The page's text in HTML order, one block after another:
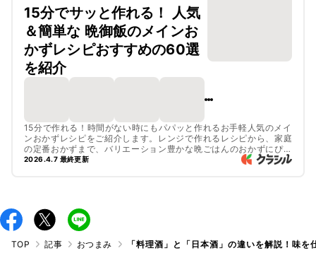
15分でサッと作れる！ 人気
＆簡単な 晩御飯のメインお
かずレシピおすすめの60選
を紹介
15分で作れる！時間がない時にもパパッと作れるお手軽人気のメイ
ンおかずレシピをご紹介します。レンジで作れるレシピから、家庭
の定番おかずまで、バリエーション豊かな晩ごはんのおかずにぴっ
たりのレシピを集めました。ボリュームのある主食や、もう1品のお
2026.4.7 最終更新
TOP 記事 おつまみ 「料理酒」と「日本酒」の違いを解説！味を